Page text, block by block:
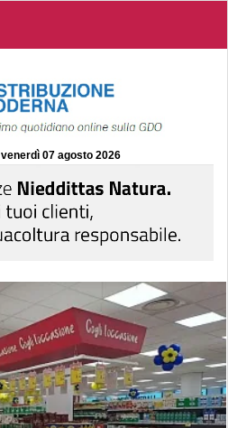
venerdì 07 agosto 2026